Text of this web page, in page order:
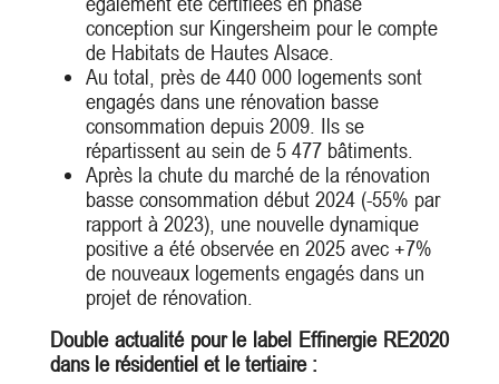
conception sur Kingersheim pour le compte
de Habitats de Hautes Alsace.
Au total, près de 440 000 logements sont
engagés dans une rénovation basse
consommation depuis 2009. Ils se
répartissent au sein de 5 477 bâtiments.
Après la chute du marché de la rénovation
basse consommation début 2024 (-55% par
rapport à 2023), une nouvelle dynamique
positive a été observée en 2025 avec +7%
de nouveaux logements engagés dans un
projet de rénovation.
Double actualité pour le label Effinergie RE2020
dans le résidentiel et le tertiaire :